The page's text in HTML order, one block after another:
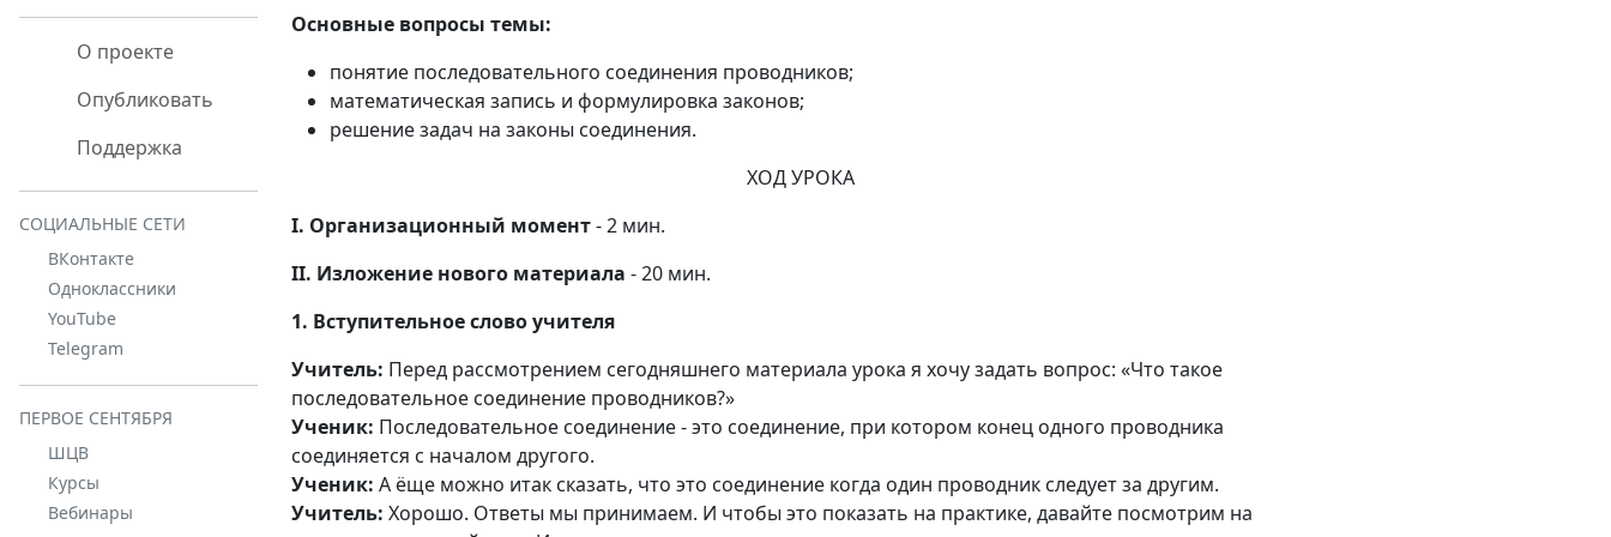
О проекте
Опубликовать
Поддержка
СОЦИАЛЬНЫЕ СЕТИ
ВКонтакте
Одноклассники
YouTube
Telegram
ПЕРВОЕ СЕНТЯБРЯ
ШЦВ
Курсы
Вебинары
Основные вопросы темы:
понятие последовательного соединения проводников;
математическая запись и формулировка законов;
решение задач на законы соединения.
ХОД УРОКА
I. Организационный момент- 2 мин.
II. Изложение нового материала - 20 мин.
1. Вступительное слово учителя
Учитель: Перед рассмотрением сегодняшнего материала урока я хочу задать вопрос: «Что такое
последовательное соединение проводников?»
Ученик: Последовательное соединение - это соединение, при котором конец одного проводника
соединяется с началом другого.
Ученик: А ёще можно итак сказать, что это соединение когда один проводник следует за другим.
Учитель: Хорошо. Ответы мы принимаем. И чтобы это показать на практике, давайте посмотрим на